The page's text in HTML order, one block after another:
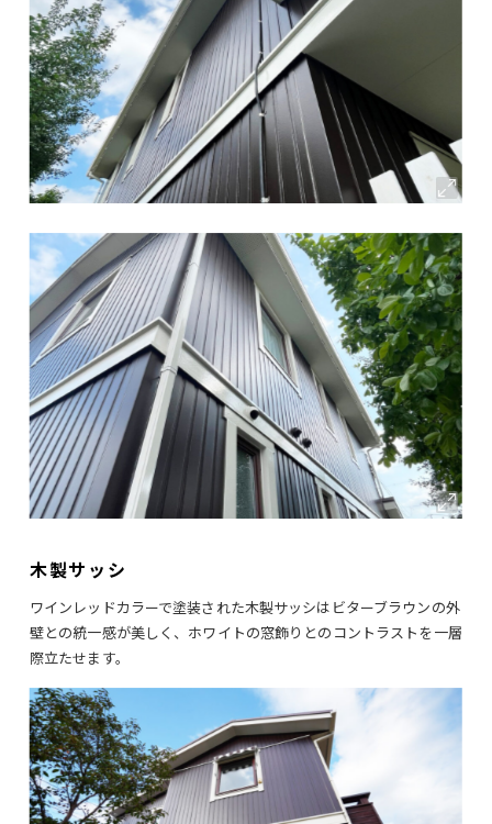
木製サッシ
ワインレッドカラーで塗装された木製サッシはビターブラウンの外
壁との統一感が美しく、ホワイトの窓飾りとのコントラストを一層
際立たせます。